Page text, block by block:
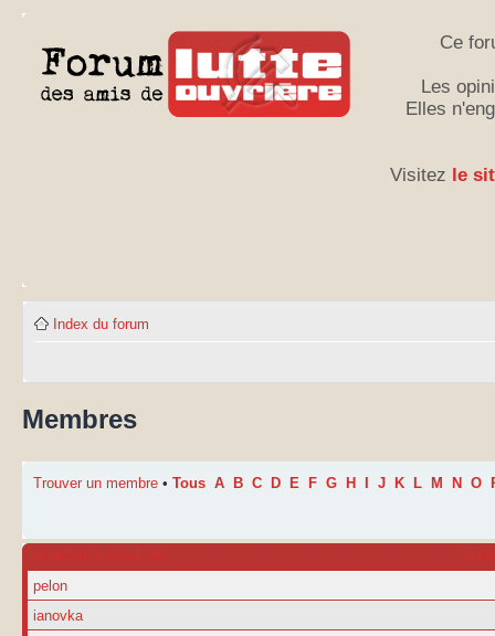
Ce
Les
Elles
Visitez le
Index du forum
Membres
Trouver un membre • Tous A B C D E F G H J K L M N O
NOM D’UTILISATEUR
pelon
ianovka